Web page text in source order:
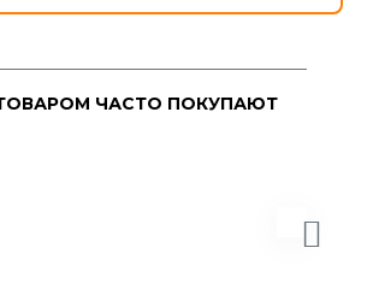
ЧАСТО ПОКУПАЮТ